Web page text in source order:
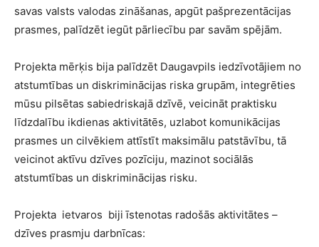
savas valsts valodas zināšanas, apgūt pašprezentācijas
prasmes, palīdzēt iegūt pārliecību par savām spējām.
Projekta mērķis bija palīdzēt Daugavpils iedzīvotājiem no
atstumtības un diskriminācijas riska grupām, integrēties
mūsu pilsētas sabiedriskajā dzīvē, veicināt praktisku
līdzdalību ikdienas aktivitātēs, uzlabot komunikācijas
prasmes un cilvēkiem attīstīt maksimālu patstāvību, tā
veicinot aktīvu dzīves pozīciju, mazinot sociālās
atstumtības un diskriminācijas risku.
Projekta ietvaros biji īstenotas radošās aktivitātes –
dzīves prasmju darbnīcas: